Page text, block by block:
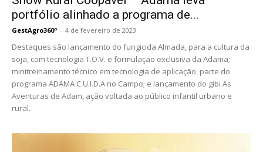
portfólio alinhado a programa de...
GestAgro360º - 4 de fevereiro de 2023
Destaques são lançamento do fungicida Almada, para a cultura da
soja, com tecnologia T.O.V. e formulação exclusiva da Adama;
minitreinamento técnico em tecnologia de aplicação, parte do
programa ADAMA C.U.I.D.A no Campo; e lançamento do gibi As
Aventuras de Adam, ação voltada ao público infantil urbano e
rural.